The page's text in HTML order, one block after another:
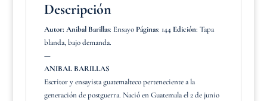
Descripción
Autor: Anibal Barillas: EnsayoPáginas: 144 Edición: Tapa
blanda, bajo demanda.
—
ANIBAL BARILLAS
Escritor y ensayista guatemalteco perteneciente a la
generación de postguerra. Nació en Guatemala el 2 de junio